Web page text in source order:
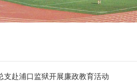
支赴浦口监狱开展廉政教育活动